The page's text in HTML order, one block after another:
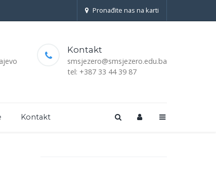
Pronađite nas na karti
Kontakt
smsjezero@smsjezero.edu.ba
tel: +387 33 44 39 87
Kontakt